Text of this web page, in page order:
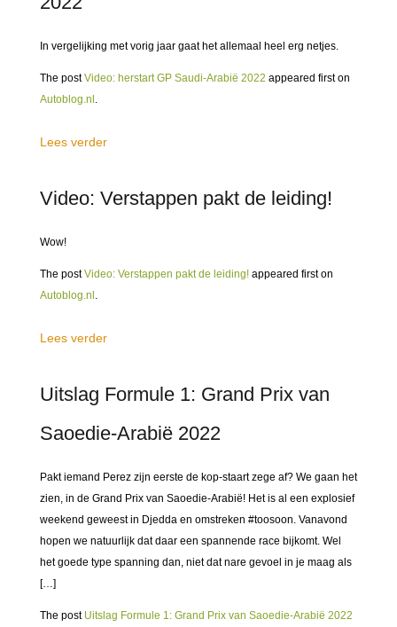
In vergelijking met vorig jaar gaat het allemaal heel erg netjes.
The postVideo: herstart GP Saudi-Arabië 2022 appeared first on
Autoblog.nl .
Lees verder
Video: Verstappen pakt de leiding!
Wow!
The postVideo: Verstappen pakt de leiding! appeared first on
Autoblog.nl .
Lees verder
Uitslag Formule 1: Grand Prix van
Saoedie-Arabië 2022
Pakt iemand Perez zijn eerste de kop-staart zege af? We gaan het
zien, in de Grand Prix van Saoedie-Arabië! Het is al een explosief
weekend geweest in Djedda en omstreken #toosoon. Vanavond
hopen we natuurlijk dat daar een spannende race bijkomt. Wel
het goede type spanning dan, niet dat nare gevoel in je maag als
[…]
The post Uitslag Formule 1: Grand Prix van Saoedie-Arabië 2022